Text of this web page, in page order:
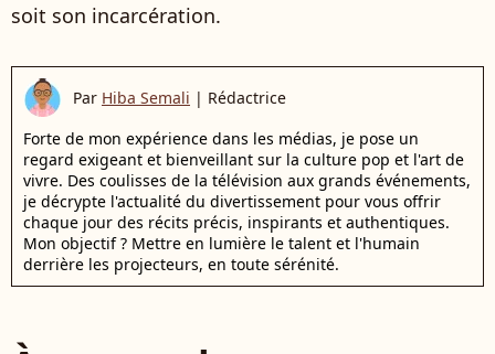
soit son incarcération.
Par Hiba Semali | Rédactrice
Forte de mon expérience dans les médias, je pose un
regard exigeant et bienveillant sur la culture pop et l'art de
vivre. Des coulisses de la télévision aux grands événements,
je décrypte l'actualité du divertissement pour vous offrir
chaque jour des récits précis, inspirants et authentiques.
Mon objectif ? Mettre en lumière le talent et l'humain
derrière les projecteurs, en toute sérénité.